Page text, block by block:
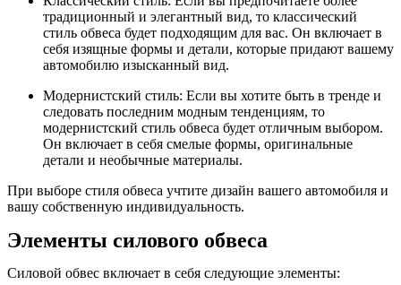
традиционный и элегантный вид, то классический
стиль обвеса будет подходящим для вас. Он включает в
себя изящные формы и детали, которые придают вашему
автомобилю изысканный вид.
Модернистский стиль: Если вы хотите быть в тренде и
следовать последним модным тенденциям, то
модернистский стиль обвеса будет отличным выбором.
Он включает в себя смелые формы, оригинальные
детали и необычные материалы.
При выборе стиля обвеса учтите дизайн вашего автомобиля и
вашу собственную индивидуальность.
Элементы силового обвеса
Силовой обвес включает в себя следующие элементы: